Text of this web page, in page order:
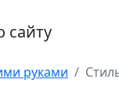
сайту
руками